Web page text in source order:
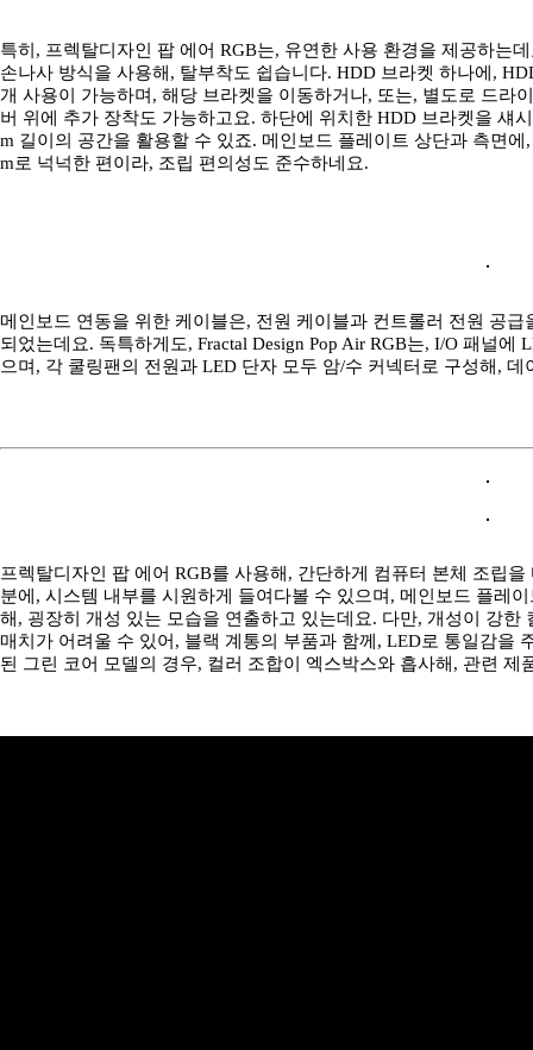
특히, 프렉탈디자인 팝 에어 RGB는, 유연한 사용 환경을 제공하는
손나사 방식을 사용해, 탈부착도 쉽습니다. HDD 브라켓 하나에,
개 사용이 가능하며, 해당 브라켓을 이동하거나, 또는, 별도로 드라
버 위에 추가 장착도 가능하고요. 하단에 위치한 HDD 브라켓을 섀
m 길이의 공간을 활용할 수 있죠. 메인보드 플레이트 상단과 측면
m로 넉넉한 편이라, 조립 편의성도 준수하네요.
메인보드 연동을 위한 케이블은, 전원 케이블과 컨트롤러 전원 공
되었는데요. 독특하게도, Fractal Design Pop Air RGB는, I/O 패널
으며, 각 쿨링팬의 전원과 LED 단자 모두 암/수 커넥터로 구성해,
프렉탈디자인 팝 에어 RGB를 사용해, 간단하게 컴퓨터 본체 조립
분에, 시스템 내부를 시원하게 들여다볼 수 있으며, 메인보드 플레
해, 굉장히 개성 있는 모습을 연출하고 있는데요. 다만, 개성이 강
매치가 어려울 수 있어, 블랙 계통의 부품과 함께, LED로 통일감을
된 그린 코어 모델의 경우, 컬러 조합이 엑스박스와 흡사해, 관련